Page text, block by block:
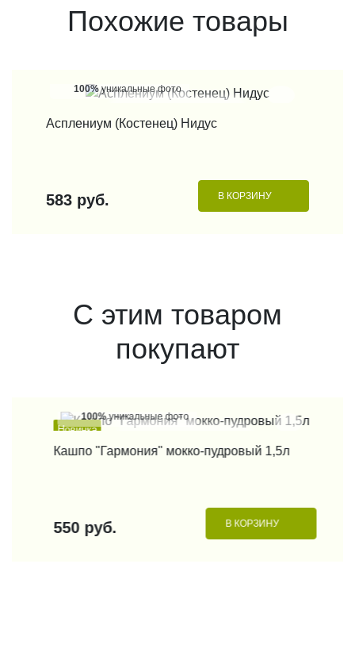
Похожие товары
100%уникальные фото
Асплениум (Костенец) Нидус
583 руб. В КОРЗИНУ
С этим товаром
покупают
Новинка
100%уникальные фото
Кашпо "Гармония" мокко-пудровый 1,5л
550 руб. В КОРЗИНУ